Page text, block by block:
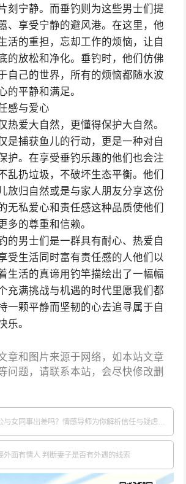
刻宁静。而垂钓则为这些男士们提
、享受宁静的避风港。在这里，他
活的重担，忘却工作的烦恼，让自
的放松和净化。垂钓时，他们仿佛
自己的世界，所有的烦恼都随水波
的平静和满足。
感与爱心
热爱大自然，更懂得保护大自然。
是捕获鱼儿的行动，更是一种对自
护。在享受垂钓乐趣的他们也会注
乱扔垃圾，不破坏生态平衡。他们
放归自然或是与家人朋友分享这份
无私爱心和责任感这种品质使他们
多的尊重和信赖。
的男士们是一群具有耐心、热爱自
受生活同时富有责任感的人他们以
生活的真谛用钓竿描绘出了一幅幅
充满挑战与机遇的时代里愿我们都
一颗平静而坚韧的心去追寻属于自
乐。
章和图片来源于网络，如本站文章
问题，请联系本站，会尽快修改删
上一篇：你会介意老公与女同事出差吗？情感导师为你解析信任与疑虑的复杂心态！
外面有情人 判断妻子是否有外遇的线索